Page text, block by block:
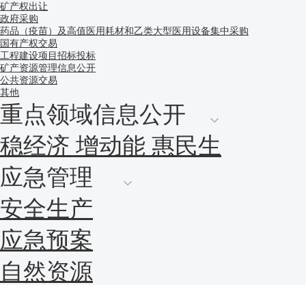
矿产权出让
政府采购
药品（疫苗）及高值医用耗材和乙类大型医用设备集中采购
国有产权交易
工程建设项目招标投标
矿产资源管理信息公开
公共资源交易
其他
重点领域信息公开
稳经济 增动能 惠民生
应急管理
安全生产
应急预案
自然资源